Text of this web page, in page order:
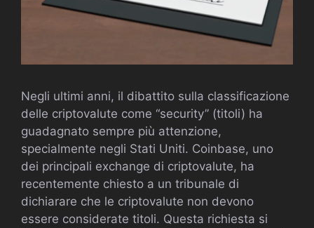
Negli ultimi anni, il dibattito sulla classificazione
delle criptovalute come “security” (titoli) ha
guadagnato sempre più attenzione,
specialmente negli Stati Uniti. Coinbase, uno
dei principali exchange di criptovalute, ha
recentemente chiesto a un tribunale di
dichiarare che le criptovalute non devono
essere considerate titoli. Questa richiesta si